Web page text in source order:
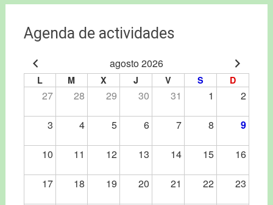
Agenda de actividades
agosto 2026
L M X J V S D
27 28 29 30 31 1 2
3 4 5 6 7 8 9
10 11 12 13 14 15 16
17 18 19 20 21 22 23